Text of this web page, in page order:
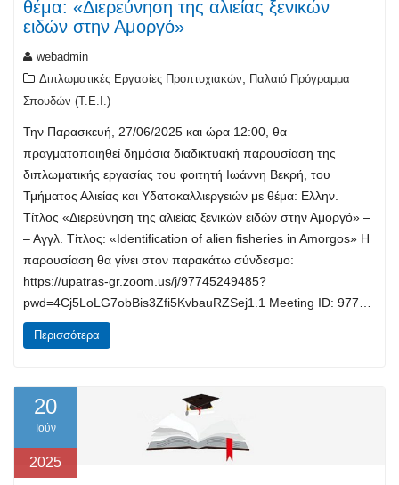
θέμα: «Διερεύνηση της αλιείας ξενικών
ειδών στην Αμοργό»
webadmin
Διπλωματικές Εργασίες Προπτυχιακών
Παλαιό Πρόγραμμα
Σπουδών (T.E.I.)
Την Παρασκευή, 27/06/2025 και ώρα 12:00, θα
πραγματοποιηθεί δημόσια διαδικτυακή παρουσίαση της
διπλωματικής εργασίας του φοιτητή Ιωάννη Βεκρή, του
Τμήματος Αλιείας και Υδατοκαλλιεργειών με θέμα: Ελλην.
Τίτλος «Διερεύνηση της αλιείας ξενικών ειδών στην Αμοργό» –
– Αγγλ. Τίτλος: «Identification of alien fisheries in Amorgos» Η
παρουσίαση θα γίνει στον παρακάτω σύνδεσμο:
https://upatras-gr.zoom.us/j/97745249485?
pwd=4Cj5LoLG7obBis3Zfi5KvbauRZSej1.1 Meeting ID: 977…
Περισσότερα
20
Ιούν
2025